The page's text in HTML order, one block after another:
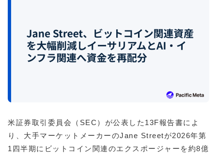
米証券取引委員会（SEC）が公表した13F報告書によ
り、大手マーケットメーカーのJane Streetが2026年第
1四半期にビットコイン関連のエクスポージャーを約8億